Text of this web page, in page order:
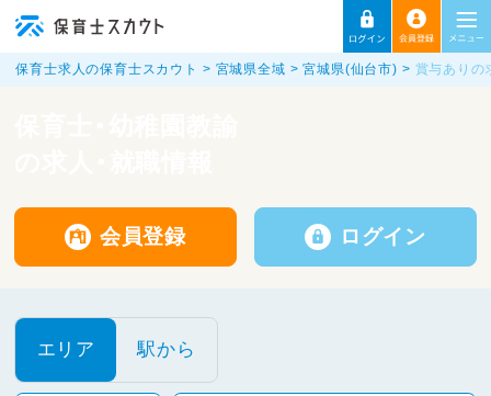
保育士求人の保育士スカウト 宮城県全域 宮城県(仙台市) 賞与ありの
会員登録 ログイン
エリア 駅から